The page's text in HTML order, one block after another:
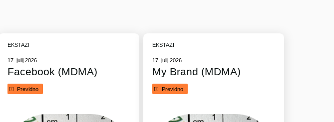
EKSTAZI
17. julij 2026
Facebook (MDMA)
Previdno
EKSTAZI
17. julij 2026
My Brand (MDMA)
Previdno